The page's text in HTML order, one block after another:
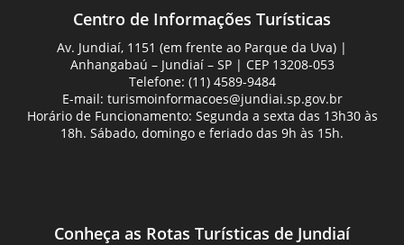
Conheça as Rotas Turísticas de Jundiaí
Centro de Informações Turísticas
Av. Jundiaí, 1151 (em frente ao Parque da Uva) |
Anhangabaú – Jundiaí – SP | CEP 13208-053
Telefone: (11) 4589-9484
E-mail: turismoinformacoes@jundiai.sp.gov.br
Horário de Funcionamento: Segunda a sexta das 13h30 às
18h. Sábado, domingo e feriado das 9h às 15h.